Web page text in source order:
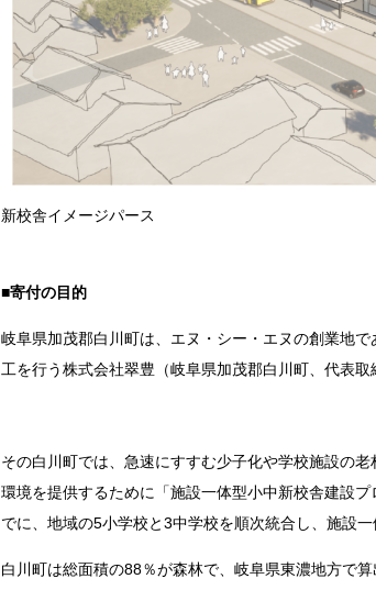
新校舎イメージパース
■寄付の目的
岐阜県加茂郡白川町は、エヌ・シー・エヌの創業地
工を行う株式会社翠豊（岐阜県加茂郡白川町、代表
その白川町では、急速にすすむ少子化や学校施設の
環境を提供するために「施設一体型小中新校舎建設
でに、地域の5小学校と3中学校を順次統合し、施設
白川町は総面積の88％が森林で、岐阜県東濃地方で